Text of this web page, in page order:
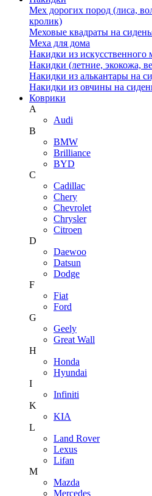
Мех дорогих пород (лиса,
кролик)
Меховые квадраты на
Меха для дома
Накидки из искусственного
Накидки (летние, экокожа,
Накидки из алькантары на
Накидки из овчины на
Коврики
A
Audi
B
BMW
Brilliance
BYD
C
Cadillac
Chery
Chevrolet
Chrysler
Citroen
D
Daewoo
Datsun
Dodge
F
Fiat
Ford
G
Geely
Great Wall
H
Honda
Hyundai
I
Infiniti
K
KIA
L
Land Rover
Lexus
Lifan
M
Mazda
Mercedes